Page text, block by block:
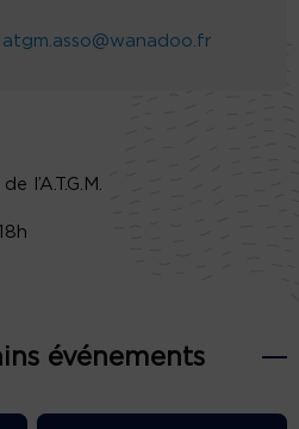
atgm.asso@wanadoo.fr
l’A.T.G.M.
événements